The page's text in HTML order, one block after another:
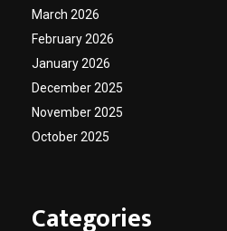
March 2026
February 2026
January 2026
December 2025
November 2025
October 2025
Categories